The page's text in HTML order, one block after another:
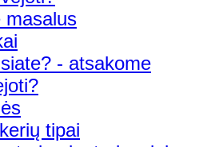
masalus
- atsakome
tipai